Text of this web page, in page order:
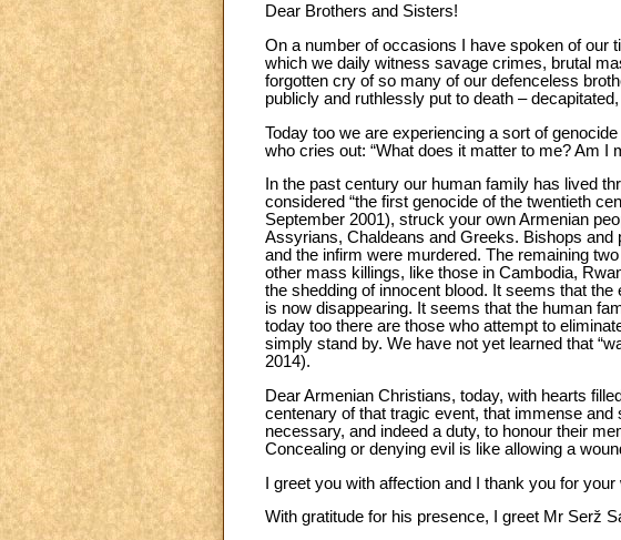
Dear Brothers and Sisters!
On a number of occasions I have spoken of our
which we daily witness savage crimes, brutal
forgotten cry of so many of our defenceless
publicly and ruthlessly put to death –
Today too we are experiencing a sort of
who cries out: “What does it matter to me? Am I
In the past century our human family has lived
considered “the first genocide of the twentieth
September 2001), struck your own Armenian
Assyrians, Chaldeans and Greeks. Bishops
and the infirm were murdered. The remaining
other mass killings, like those in Cambodia,
the shedding of innocent blood. It seems that
is now disappearing. It seems that the human
today too there are those who attempt to
simply stand by. We have not yet learned that
2014).
Dear Armenian Christians, today, with hearts
centenary of that tragic event, that immense
necessary, and indeed a duty, to honour their
Concealing or denying evil is like allowing a
I greet you with affection and I thank you for your
With gratitude for his presence, I greet Mr Serž